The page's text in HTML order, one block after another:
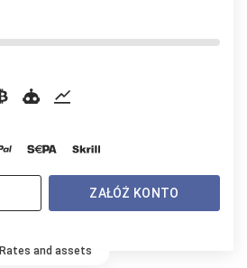
ZAŁÓŻ KONTO
Rates and assets